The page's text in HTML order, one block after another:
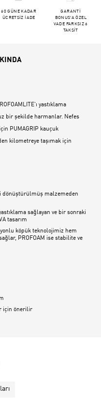
60 GÜNE KADAR
ÜCRETSİZ İADE
GARANTİ
BONUS'A ÖZEL
VADE FARKSIZ 6
TAKSİT
yastıklama
bir şekilde harmanlar. Nefes
PUMAGRIP kauçuk
kilometreye taşımak için
dönüştürülmüş malzemeden
sağlayan ve bir sonraki
tasarım
köpük teknolojimiz hem
PROFOAM ise stabilite ve
için önerilir